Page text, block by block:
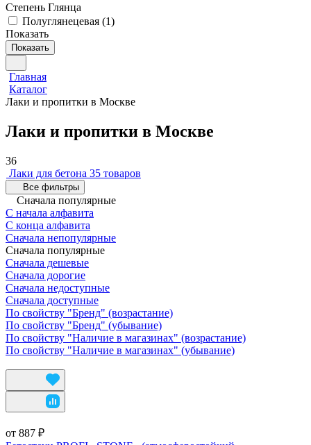
Степень Глянца
Полуглянецевая (1)
Показать
Показать
Главная
Каталог
Лаки и пропитки в Москве
Лаки и пропитки в Москве
36
Лаки для бетона 35 товаров
Все фильтры
Сначала популярные
С начала алфавита
С конца алфавита
Сначала непопулярные
Сначала популярные
Сначала дешевые
Сначала дорогие
Сначала недоступные
Сначала доступные
По свойству "Бренд" (возрастание)
По свойству "Бренд" (убывание)
По свойству "Наличие в магазинах" (возрастание)
По свойству "Наличие в магазинах" (убывание)
от 887 ₽